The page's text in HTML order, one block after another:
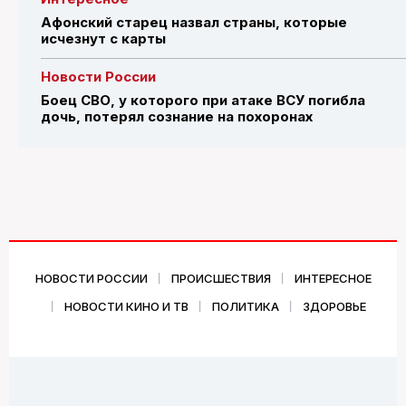
Афонский старец назвал страны, которые
исчезнут с карты
Новости России
Боец СВО, у которого при атаке ВСУ погибла
дочь, потерял сознание на похоронах
НОВОСТИ РОССИИ ПРОИСШЕСТВИЯ
ИНТЕРЕСНОЕ
НОВОСТИ КИНО И ТВ
ПОЛИТИКА ЗДОРОВЬЕ